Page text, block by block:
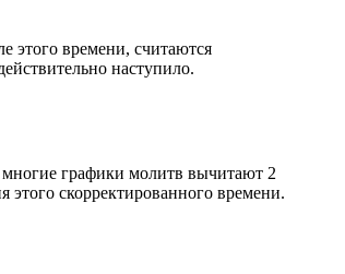
этого времени, считаются
наступило.
графики молитв вычитают 2
скорректированного времени.